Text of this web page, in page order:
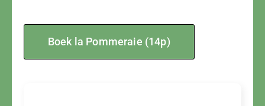
Boek la Pommeraie (14p)